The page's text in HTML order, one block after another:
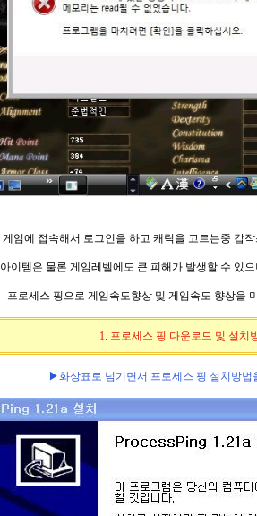
게임에 접속해서 로그인을 하고 캐릭을 고르는중 갑
아이템은 물론 게임레벨에도 큰 피해가 발생할 수 있
프로세스 핑으로 게임속도향상및 게임속도 향상을
1. 프로세스 핑 다운로드 및 설치
▶화상표로 넘기면서 프로세스 핑 설치방법